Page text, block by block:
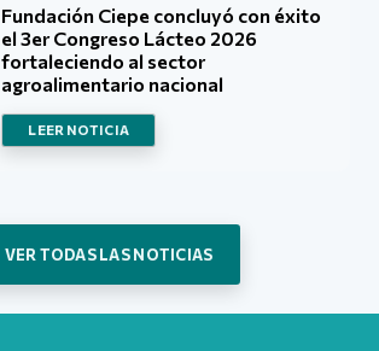
Fundación Ciepe concluyó con éxito
el 3er Congreso Lácteo 2026
fortaleciendo al sector
agroalimentario nacional
LEER NOTICIA
VER TODAS LAS NOTICIAS